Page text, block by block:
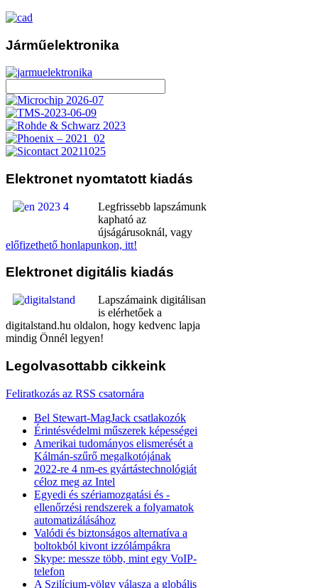
Járműelektronika
Elektronet nyomtatott kiadás
Legfrissebb lapszámunk
kapható az
újságárusoknál, vagy
előfizethető honlapunkon, itt!
Elektronet digitális kiadás
Lapszámaink digitálisan
is elérhetőek a
digitalstand.hu oldalon, hogy kedvenc lapja
mindig Önnél legyen!
Legolvasottabb cikkeink
Feliratkozás az RSS csatornára
Bel Stewart-MagJack csatlakozók
Érintésvédelmi műszerek képességei
Amerikai tudományos elismerését a
Kálmán-szűrő megalkotójának
2022-re 4 nm-es gyártástechnológiát
céloz meg az Intel
Egyedi és szériamozgatási és -
ellenőrzési rendszerek a folyamatok
automatizálásához
Valódi és biztonságos alternatíva a
boltokból kivont izzólámpákra
Skype: messze több, mint egy VoIP-
telefon
A Szilícium-völgy válasza a globális